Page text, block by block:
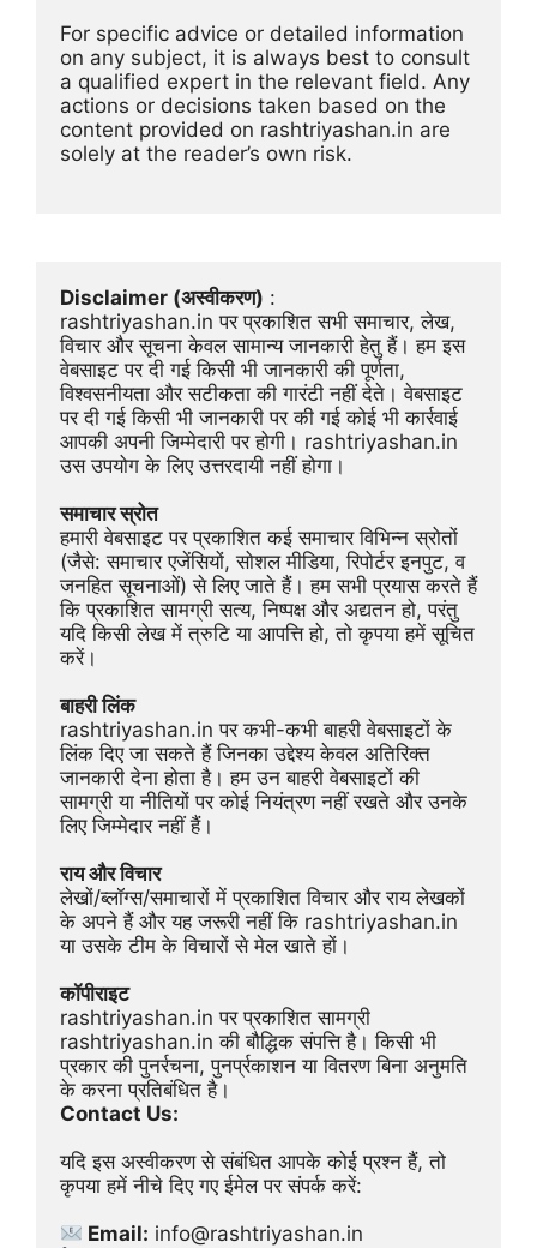
For specific advice or detailed information
on any subject, it is always best to consult
a qualified expert in the relevant field. Any
actions or decisions taken based on the
content provided on rashtriyashan.in are
solely at the reader’s own risk.
Disclaimer (अस्वीकरण) :
rashtriyashan.in पर प्रकाशित सभी समाचार, लेख,
विचार और सूचना केवल सामान्य जानकारी हेतु हैं। हम इस
वेबसाइट पर दी गई किसी भी जानकारी की पूर्णता,
विश्वसनीयता और सटीकता की गारंटी नहीं देते। वेबसाइट
पर दी गई किसी भी जानकारी पर की गई कोई भी कार्रवाई
आपकी अपनी जिम्मेदारी पर होगी। rashtriyashan.in
उस उपयोग के लिए उत्तरदायी नहीं होगा।
समाचार स्रोत
हमारी वेबसाइट पर प्रकाशित कई समाचार विभिन्न स्रोतों
(जैसे: समाचार एजेंसियों, सोशल मीडिया, रिपोर्टर इनपुट, व
जनहित सूचनाओं) से लिए जाते हैं। हम सभी प्रयास करते हैं
कि प्रकाशित सामग्री सत्य, निष्पक्ष और अद्यतन हो, परंतु
यदि किसी लेख में त्रुटि या आपत्ति हो, तो कृपया हमें सूचित
करें।
बाहरी लिंक
rashtriyashan.in पर कभी-कभी बाहरी वेबसाइटों के
लिंक दिए जा सकते हैं जिनका उद्देश्य केवल अतिरिक्त
जानकारी देना होता है। हम उन बाहरी वेबसाइटों की
सामग्री या नीतियों पर कोई नियंत्रण नहीं रखते और उनके
लिए जिम्मेदार नहीं हैं।
राय और विचार
लेखों/ब्लॉग्स/समाचारों में प्रकाशित विचार और राय लेखकों
के अपने हैं और यह जरूरी नहीं कि rashtriyashan.in
या उसके टीम के विचारों से मेल खाते हों।
कॉपीराइट
rashtriyashan.in पर प्रकाशित सामग्री
rashtriyashan.in की बौद्धिक संपत्ति है। किसी भी
प्रकार की पुनर्रचना, पुनर्प्रकाशन या वितरण बिना अनुमति
के करना प्रतिबंधित है।
Contact Us:
यदि इस अस्वीकरण से संबंधित आपके कोई प्रश्न हैं, तो
कृपया हमें नीचे दिए गए ईमेल पर संपर्क करें:
Email: info@rashtriyashan.in